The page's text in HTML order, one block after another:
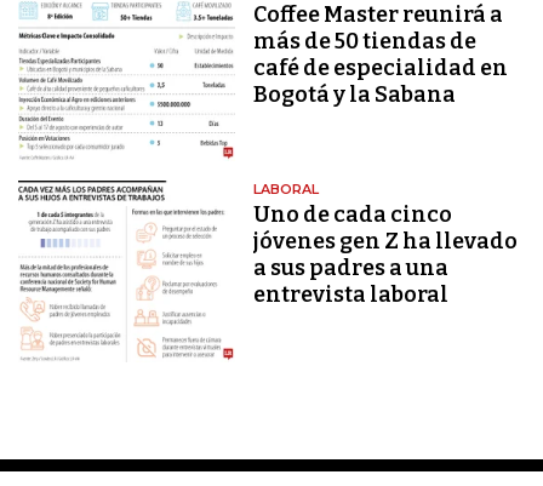
Coffee Master reunirá a
más de 50 tiendas de
café de especialidad en
Bogotá y la Sabana
LABORAL
Uno de cada cinco
jóvenes gen Z ha llevado
a sus padres a una
entrevista laboral